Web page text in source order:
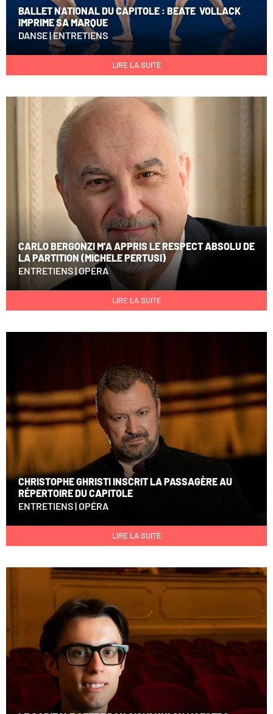
BALLET NATIONAL DU CAPITOLE : BEATE VOLLACK
IMPRIME SA MARQUE
DANSE|ENTRETIENS
LIRE LA SUITE
CARLO BERGONZI M’A APPRIS LE RESPECT ABSOLU DE
LA PARTITION (MICHELE PERTUSI)
ENTRETIENS|OPÉRA
LIRE LA SUITE
CHRISTOPHE GHRISTI INSCRIT LA PASSAGÈRE AU
RÉPERTOIRE DU CAPITOLE
ENTRETIENS|OPÉRA
LIRE LA SUITE